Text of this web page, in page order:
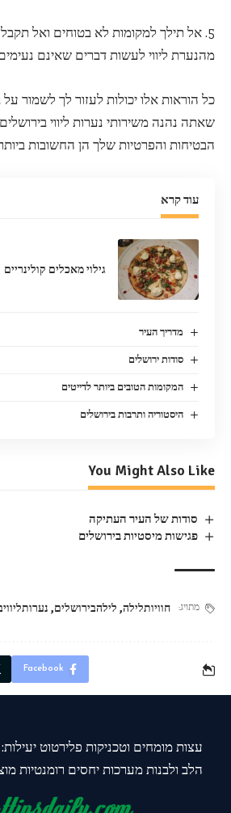
5. אל תילך למקומות לא בטוחים ואל
מהנערת ליווי לעשות דברים שאינם
כל הוראות אלו יכולות לעזור לך לשמור על
שאתה נהנה משירותי נערות ליווי
הבטיחות והפרטיות שלך הן החשובות
עוד קרא
גילוי מאכלים קולינריים
מדריך העיר
סודות ירושלים
המקומות הטובים ביותר לדייטים
היסטוריה ותרבות בירושלים
You Might Also Like
סודות של העיר העתיקה
פגישות מיסטיות בירושלים
מתויג: חוויותלילה, לילהבירושלים,
Facebook
עצות מומחים וטכניקות פלירטוט
הלב ולבנות מערכות יחסים רומנטיות